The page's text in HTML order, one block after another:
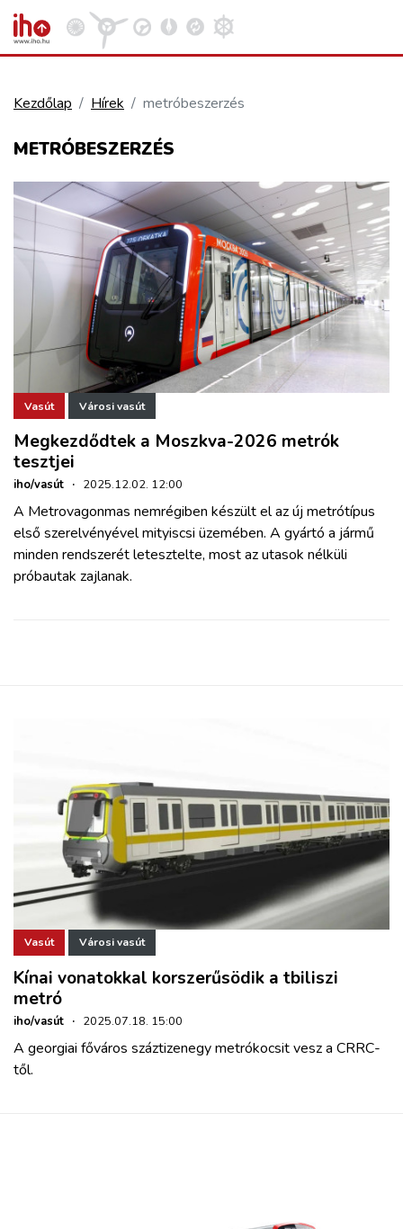
VASÚT
KÖZÚT
REPÜLÉS
KÖZLEKEDÉSFEJLESZTÉS
ELLÁTÁSI LÁNC
ZÖLDÚT
HAJÓZÁS
BLOG
ARCHÍVUM
Kezdőlap Hírek metróbeszerzés
METRÓBESZERZÉS
Vasút Városi vasút
Megkezdődtek a Moszkva-2026 metrók
tesztjei
iho/vasút · 2025.12.02. 12:00
A Metrovagonmas nemrégiben készült el az új metrótípus
első szerelvényével mityiscsi üzemében. A gyártó a jármű
minden rendszerét letesztelte, most az utasok nélküli
próbautak zajlanak.
Vasút Városi vasút
Kínai vonatokkal korszerűsödik a tbiliszi
metró
iho/vasút · 2025.07.18. 15:00
A georgiai főváros száztizenegy metrókocsit vesz a CRRC-
től.